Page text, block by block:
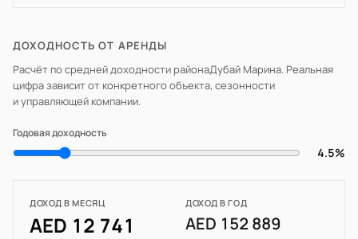
ДОХОДНОСТЬ ОТ АРЕНДЫ
Расчёт по средней доходности районаДубай Марина. Реальная
цифра зависит от конкретного объекта, сезонности
и управляющей компании.
Годовая доходность
4.5%
ДОХОД В МЕСЯЦ
AED 12 741
ДОХОД В ГОД
AED 152 889